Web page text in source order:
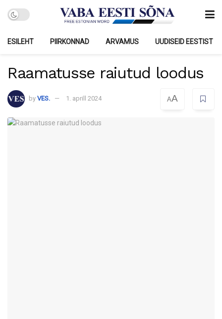
ESILEHT PIIRKONNAD ARVAMUS UUDISEID EESTIST
Raamatusse raiutud loodus
by VES. 1. aprill 2024 AA